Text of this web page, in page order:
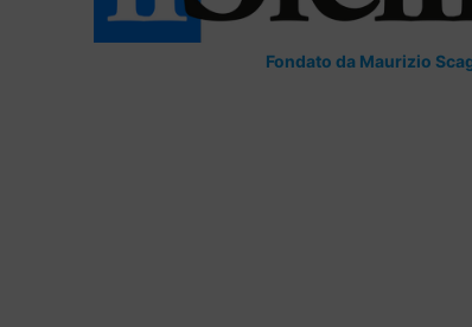
Fondato da Maurizio